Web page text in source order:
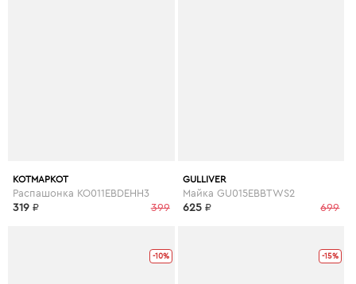
КОТМАРКОТ
Распашонка KO011EBDEHH3
399
319 ₽
GULLIVER
Майка GU015EBBTWS2
699
625 ₽
-10% -15%